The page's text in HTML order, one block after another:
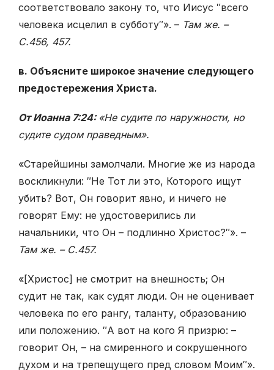
соответствовало закону то, что Иисус ″всего
человека исцелил в субботу″». – Там же. –
С.456, 457.
в. Объясните широкое значение следующего
предостережения Христа.
От Иоанна 7:24: «Не судите по наружности, но
судите судом праведным».
«Старейшины замолчали. Многие же из народа
воскликнули: ″Не Тот ли это, Которого ищут
убить? Вот, Он говорит явно, и ничего не
говорят Ему: не удостоверились ли
начальники, что Он – подлинно Христос?″». –
Там же. – С.457.
«[Христос] не смотрит на внешность; Он
судит не так, как судят люди. Он не оценивает
человека по его рангу, таланту, образованию
или положению. ″А вот на кого Я призрю: –
говорит Он, – на смиренного и сокрушенного
духом и на трепещущего пред словом Моим″».